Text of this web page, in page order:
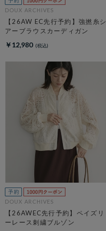
DOUX ARCHIVES
【26AW EC先行予約】強撚糸シ
アーブラウスカーディガン
￥12,980
DOUX ARCHIVES
【26AWEC先行予約】ペイズリ
ーレース刺繍ブルゾン